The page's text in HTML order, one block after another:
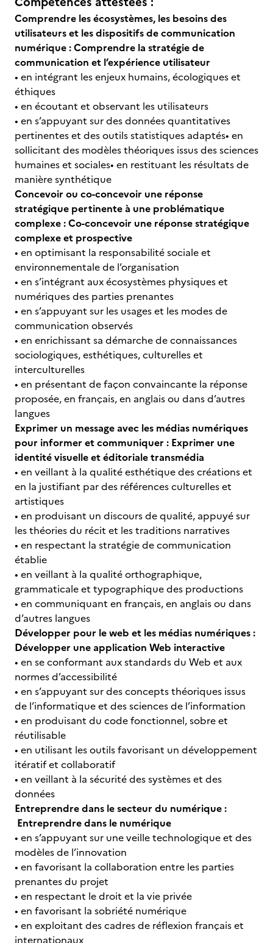
Comprendre les écosystèmes, les besoins des
utilisateurs et les dispositifs de communication
numérique : Comprendre la stratégie de
communication et l’expérience utilisateur
• en intégrant les enjeux humains, écologiques et
éthiques
• en écoutant et observant les utilisateurs
• en s’appuyant sur des données quantitatives
pertinentes et des outils statistiques adaptés• en
sollicitant des modèles théoriques issus des sciences
humaines et sociales• en restituant les résultats de
manière synthétique
Concevoir ou co-concevoir une réponse
stratégique pertinente à une problématique
complexe : Co-concevoir une réponse stratégique
complexe et prospective
• en optimisant la responsabilité sociale et
environnementale de l’organisation
• en s’intégrant aux écosystèmes physiques et
numériques des parties prenantes
• en s’appuyant sur les usages et les modes de
communication observés
• en enrichissant sa démarche de connaissances
sociologiques, esthétiques, culturelles et
interculturelles
• en présentant de façon convaincante la réponse
proposée, en français, en anglais ou dans d’autres
langues
Exprimer un message avec les médias numériques
pour informer et communiquer : Exprimer une
identité visuelle et éditoriale transmédia
• en veillant à la qualité esthétique des créations et
en la justifiant par des références culturelles et
artistiques
• en produisant un discours de qualité, appuyé sur
les théories du récit et les traditions narratives
• en respectant la stratégie de communication
établie
• en veillant à la qualité orthographique,
grammaticale et typographique des productions
• en communiquant en français, en anglais ou dans
d’autres langues
Développer pour le web et les médias numériques :
Développer une application Web interactive
• en se conformant aux standards du Web et aux
normes d’accessibilité
• en s’appuyant sur des concepts théoriques issus
de l’informatique et des sciences de l’information
• en produisant du code fonctionnel, sobre et
réutilisable
• en utilisant les outils favorisant un développement
itératif et collaboratif
• en veillant à la sécurité des systèmes et des
données
Entreprendre dans le secteur du numérique :
Entreprendre dans le numérique
• en s’appuyant sur une veille technologique et des
modèles de l’innovation
• en favorisant la collaboration entre les parties
prenantes du projet
• en respectant le droit et la vie privée
• en favorisant la sobriété numérique
• en exploitant des cadres de réflexion français et
internationaux